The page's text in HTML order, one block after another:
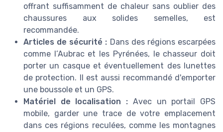
offrant suffisamment de chaleur sans oublier des
chaussures aux solides semelles, est
recommandée.
Articles de sécurité : Dans des régions escarpées
comme l’Aubrac et les Pyrénées, le chasseur doit
porter un casque et éventuellement des lunettes
de protection. Il est aussi recommandé d'emporter
une boussole et un GPS.
Matériel de localisation : Avec un portail GPS
mobile, garder une trace de votre emplacement
dans ces régions reculées, comme les montagnes